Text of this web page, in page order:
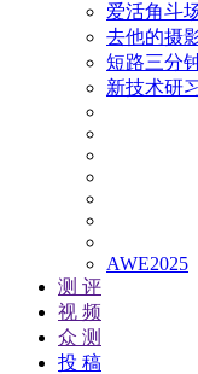
爱活角斗
去他的摄
短路三分
新技术研
AWE2025
测 评
视 频
众 测
投 稿